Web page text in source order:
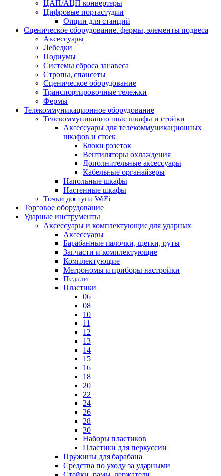
ЦАП/АЦП конвертеры
Цифровые портастудии
Опции для станций
Сценическое оборудование. фермы, элементы подвеса
Аксессуары
Лебедки
Подиумы
Системы сброса занавеса
Стропы, спансеты
Сценическое оборудование
Транспортировочные тележки
Фермы
Телекоммуникационное оборудование
Телекоммуникационные шкафы и стойки
Аксессуары для телекоммуникационных
шкафов и стоек
Блоки розеток
Вентиляторы охлаждения
Дополнительные аксессуары
Кабельные органайзеры
Напольные шкафы
Настенные шкафы
Точки доступа WiFi
Торговое оборудование
Ударные инструменты
Аксессуары и комплектующие для ударных
Аксессуары
Барабанные палочки, щетки, руты
Запчасти и комплектующие
Комплектующие
Метрономы и приборы настройки
Педали
Пластики
06
08
10
11
12
13
14
15
16
18
20
22
24
26
28
30
Наборы пластиков
Пластики для перкуссии
Пружины для барабана
Средства по уходу за ударными
Стойки, рамы, держатели